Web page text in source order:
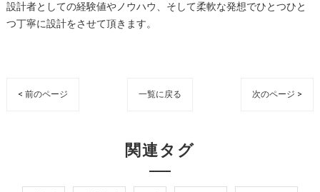
設計者としての経験値やノウハウ、そして柔軟な発想でひとつひと
つ丁寧に設計をさせて頂きます。
< 前のページ 一覧に戻る 次のページ >
関連タグ